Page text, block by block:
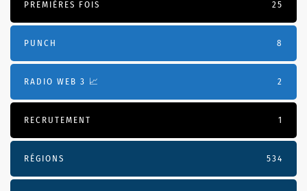
PREMIÈRES FOIS 25
PUNCH 8
RADIO WEB 3 📈 2
RECRUTEMENT 1
RÉGIONS 534